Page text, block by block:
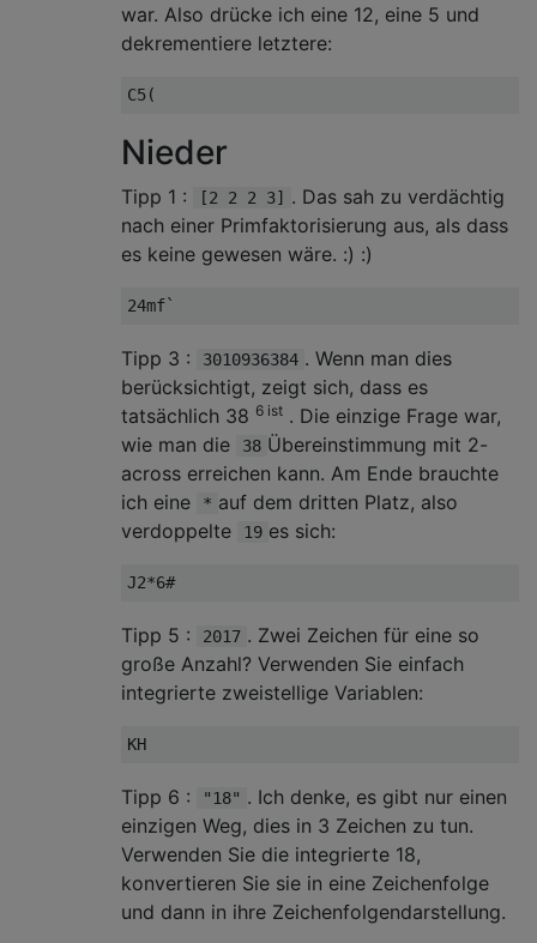
war. Also drücke ich eine 12, eine 5 und
dekrementiere letztere:
Nieder
Tipp 1 : [2 2 2 3]
. Das sah zu verdächtig
nach einer Primfaktorisierung aus, als dass
es keine gewesen wäre. :) :)
Tipp 3 : 3010936384 . Wenn man dies
berücksichtigt, zeigt sich, dass es
tatsächlich 38 6 ist . Die einzige Frage war,
wie man die
38 Übereinstimmung mit 2-
across erreichen kann. Am Ende brauchte
ich eine
* auf dem dritten Platz, also
verdoppelte
19 es sich:
Tipp 5 : 2017 . Zwei Zeichen für eine so
große Anzahl? Verwenden Sie einfach
integrierte zweistellige Variablen:
Tipp 6 : "18" . Ich denke, es gibt nur einen
einzigen Weg, dies in 3 Zeichen zu tun.
Verwenden Sie die integrierte 18,
konvertieren Sie sie in eine Zeichenfolge
und dann in ihre Zeichenfolgendarstellung.